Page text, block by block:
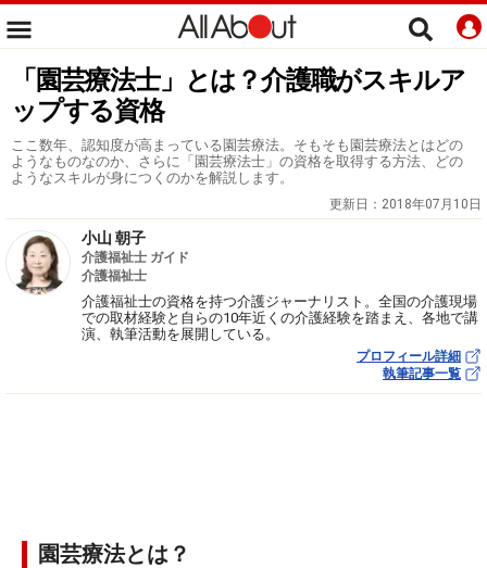
「園芸療法士」とは？介護職がスキルア
ップする資格
ここ数年、認知度が高まっている園芸療法。そもそも園芸療法とはどの
ようなものなのか、さらに「園芸療法士」の資格を取得する方法、どの
ようなスキルが身につくのかを解説します。
更新日： 2018年07月10日
小山 朝子
介護福祉士 ガイド
介護福祉士
介護福祉士の資格を持つ介護ジャーナリスト。全国の介護現場
での取材経験と自らの10年近くの介護経験を踏まえ、各地で講
演、執筆活動を展開している。
プロフィール詳細
執筆記事一覧
園芸療法とは？